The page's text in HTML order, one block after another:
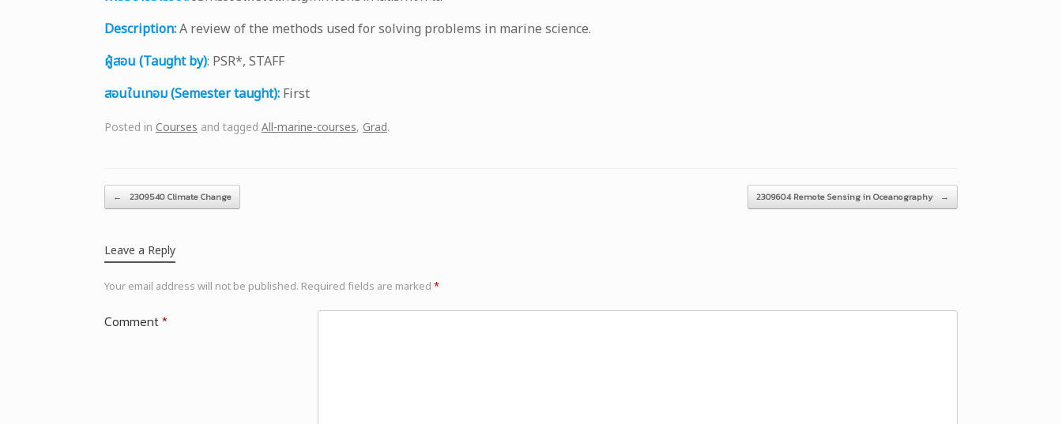
Description:A review of the methods used for solving problems in marine science.
ผู้สอน (Taught by): PSR*, STAFF
สอนในเทอม (Semester taught): First
Posted in Courses and tagged All-marine-courses, Grad.
Post navigation
← 2309540 Climate Change 2309604 Remote Sensing in Oceanography →
Leave a Reply
Your email address will not be published. Required fields are marked *
Comment*